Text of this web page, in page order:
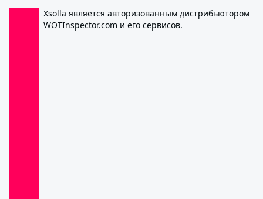
Xsolla является авторизованным дистрибьютором
WOTInspector.com и его сервисов.